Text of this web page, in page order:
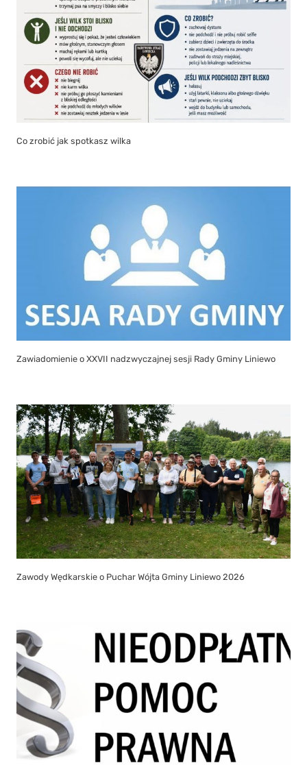
Co zrobić jak spotkasz wilka
Zawiadomienie o XXVII nadzwyczajnej sesji Rady Gminy Liniewo
Zawody Wędkarskie o Puchar Wójta Gminy Liniewo 2026